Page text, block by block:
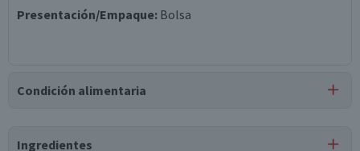
Presentación/Empaque: Bolsa
Condición alimentaria
Ingredientes